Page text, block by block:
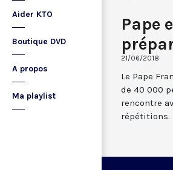
Aider KTO
Boutique DVD
A propos
Ma playlist
Pape
21/06/2018
Le Pape
de 40 000
rencontre
répétitions.